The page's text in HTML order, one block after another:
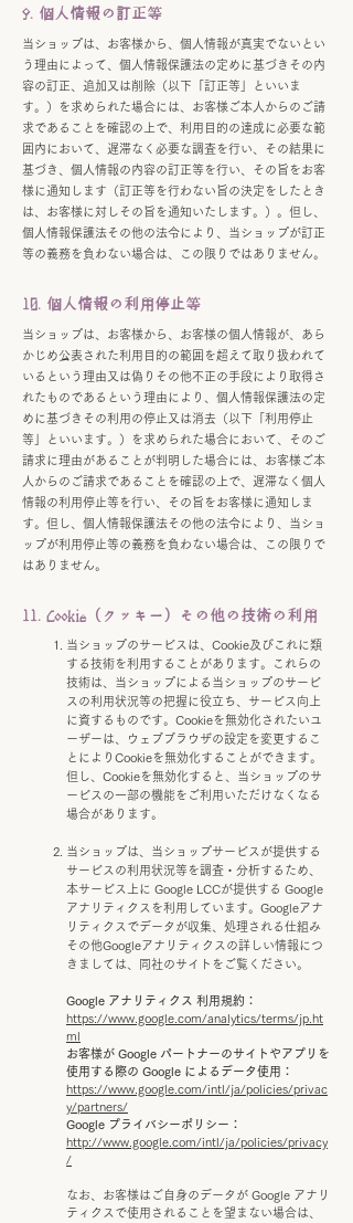
9. 個人情報の訂正等
当ショップは、お客様から、個人情報が真実でないとい
う理由によって、個人情報保護法の定めに基づきその内
容の訂正、追加又は削除（以下「訂正等」といいま
す。）を求められた場合には、お客様ご本人からのご請
求であることを確認の上で、利用目的の達成に必要な範
囲内において、遅滞なく必要な調査を行い、その結果に
基づき、個人情報の内容の訂正等を行い、その旨をお客
様に通知します（訂正等を行わない旨の決定をしたとき
は、お客様に対しその旨を通知いたします。）。但し、
個人情報保護法その他の法令により、当ショップが訂正
等の義務を負わない場合は、この限りではありません。
10. 個人情報の利用停止等
当ショップは、お客様から、お客様の個人情報が、あら
かじめ公表された利用目的の範囲を超えて取り扱われて
いるという理由又は偽りその他不正の手段により取得さ
れたものであるという理由により、個人情報保護法の定
めに基づきその利用の停止又は消去（以下「利用停止
等」といいます。）を求められた場合において、そのご
請求に理由があることが判明した場合には、お客様ご本
人からのご請求であることを確認の上で、遅滞なく個人
情報の利用停止等を行い、その旨をお客様に通知しま
す。但し、個人情報保護法その他の法令により、当ショ
ップが利用停止等の義務を負わない場合は、この限りで
はありません。
11. Cookie（クッキー）その他の技術の利用
当ショップのサービスは、Cookie及びこれに類
する技術を利用することがあります。これらの
技術は、当ショップによる当ショップのサービ
スの利用状況等の把握に役立ち、サービス向上
に資するものです。Cookieを無効化されたいユ
ーザーは、ウェブブラウザの設定を変更するこ
とによりCookieを無効化することができます。
但し、Cookieを無効化すると、当ショップのサ
ービスの一部の機能をご利用いただけなくなる
場合があります。
当ショップは、当ショップサービスが提供する
サービスの利用状況等を調査・分析するため、
本サービス上に Google LCCが提供する Google
アナリティクスを利用しています。Googleアナ
リティクスでデータが収集、処理される仕組み
その他Googleアナリティクスの詳しい情報につ
きましては、同社のサイトをご覧ください。
Google アナリティクス 利用規約：
https://www.google.com/analytics/terms/jp.ht
ml
お客様が Google パートナーのサイトやアプリを
使用する際の Google によるデータ使用：
https://www.google.com/intl/ja/policies/privac
y/partners/
Google プライバシーポリシー：
http://www.google.com/intl/ja/policies/privacy
/
なお、お客様はご自身のデータが Google アナリ
ティクスで使用されることを望まない場合は、